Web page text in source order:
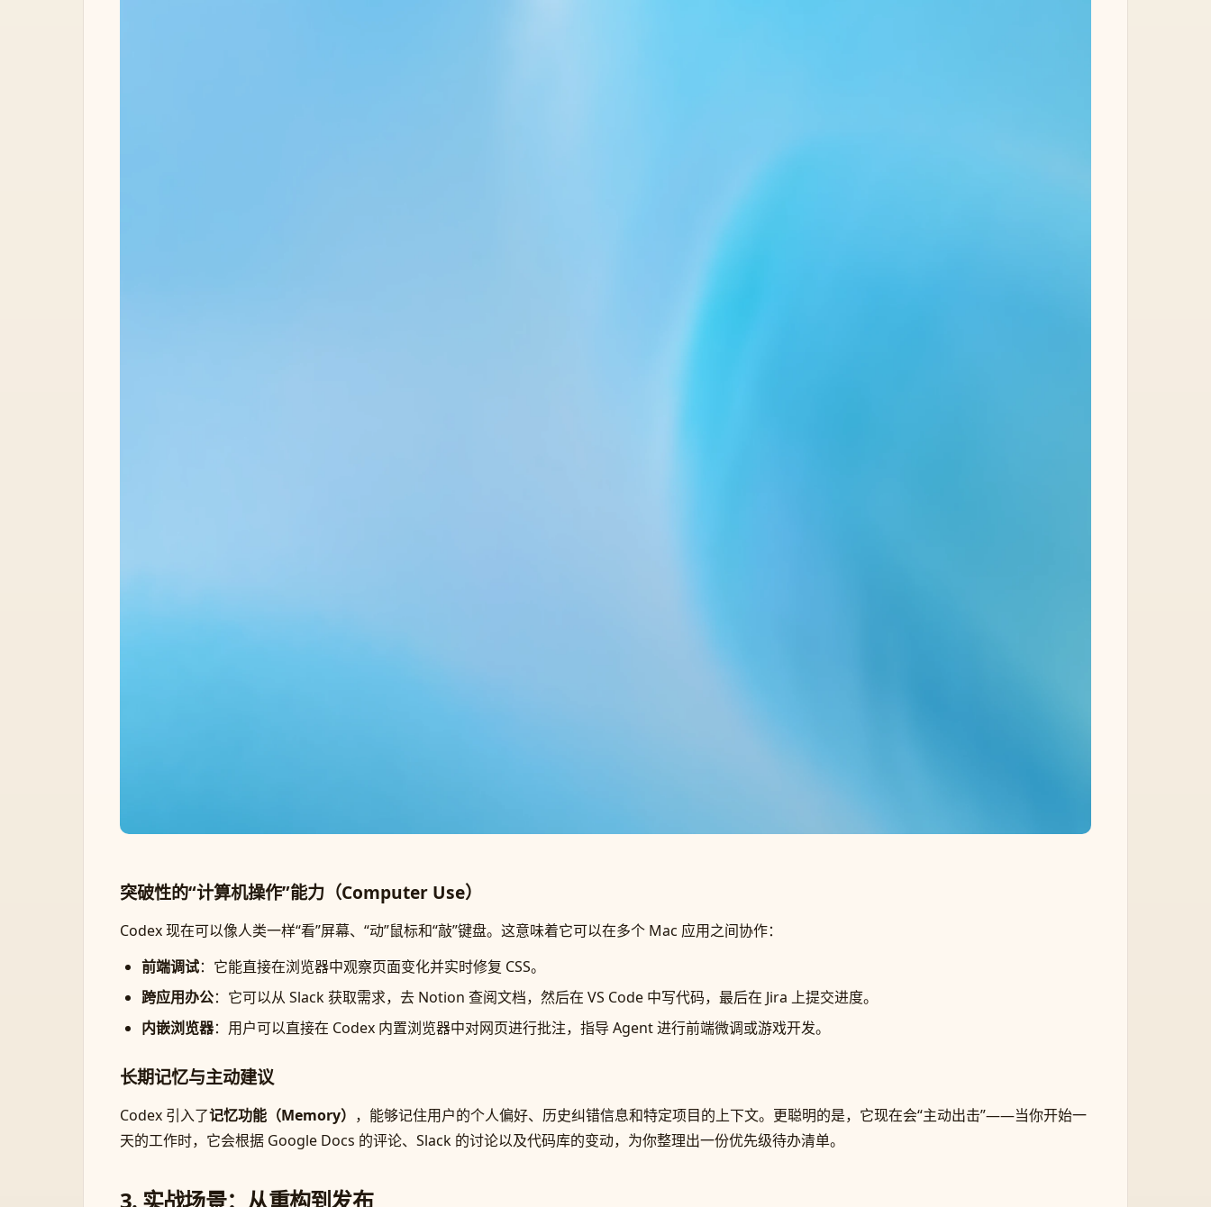
突破性的“计算机操作”能力（Computer Use）
Codex 现在可以像人类一样“看”屏幕、“动”鼠标和“敲”键盘。这意味着它可以在多个 Mac 应用之间协作：
前端调试：它能直接在浏览器中观察页面变化并实时修复 CSS。
跨应用办公：它可以从 Slack 获取需求，去 Notion 查阅文档，然后在 VS Code 中写代码，最后在 Jira 上提交进度。
内嵌浏览器：用户可以直接在 Codex 内置浏览器中对网页进行批注，指导 Agent 进行前端微调或游戏开发。
长期记忆与主动建议
Codex 引入了记忆功能（Memory） ，能够记住用户的个人偏好、历史纠错信息和特定项目的上下文。更聪明的是，它现在会“主动出击”——当你开始一
天的工作时，它会根据 Google Docs 的评论、Slack 的讨论以及代码库的变动，为你整理出一份优先级待办清单。
3. 实战场景：从重构到发布